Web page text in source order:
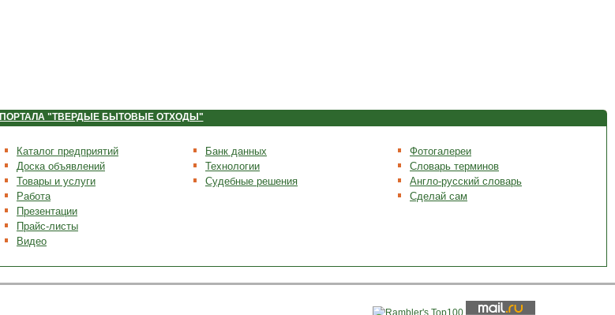
ПОРТАЛА "ТВЕРДЫЕ БЫТОВЫЕ ОТХОДЫ"
Каталог предприятий
Доска объявлений
Товары и услуги
Работа
Презентации
Прайс-листы
Видео
Банк данных
Технологии
Судебные решения
Фотогалереи
Словарь терминов
Англо-русский словарь
Сделай сам